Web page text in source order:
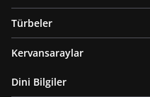
Türbeler
Kervansaraylar
Dini Bilgiler